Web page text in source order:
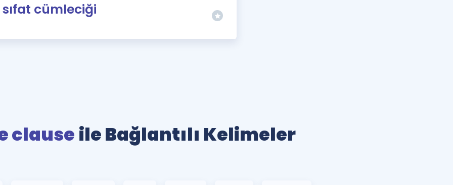
sıfat cümleciği
clause ile Bağlantılı Kelimeler